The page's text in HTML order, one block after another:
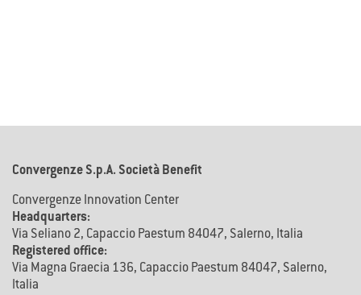
Convergenze S.p.A. Società Benefit
Convergenze Innovation Center
Headquarters:
Via Seliano 2, Capaccio Paestum 84047, Salerno, Italia
Registered office:
Via Magna Graecia 136, Capaccio Paestum 84047, Salerno,
Italia